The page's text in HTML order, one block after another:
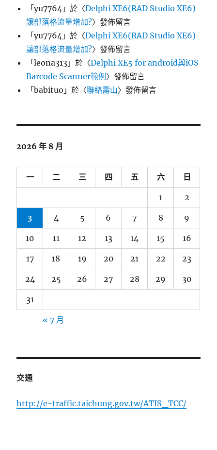
「yu7764 」於〈Delphi XE6(RAD Studio XE6)
讓部落格流量增加?〉發佈留言
「yu7764 」於〈Delphi XE6(RAD Studio XE6)
讓部落格流量增加?〉發佈留言
「leona313 」於〈Delphi XE5 for android與iOS
Barcode Scanner範例 〉發佈留言
「babituo 」於〈聯絡壽山〉發佈留言
2026 年 8 月
一 二 三 四 五 六 日
1 2
3 4 5 6 7 8 9
10 11 12 13 14 15 16
17 18 19 20 21 22 23
24 25 26 27 28 29 30
31
« 7 月
交通
http://e-traffic.taichung.gov.tw/ATIS_TCC/